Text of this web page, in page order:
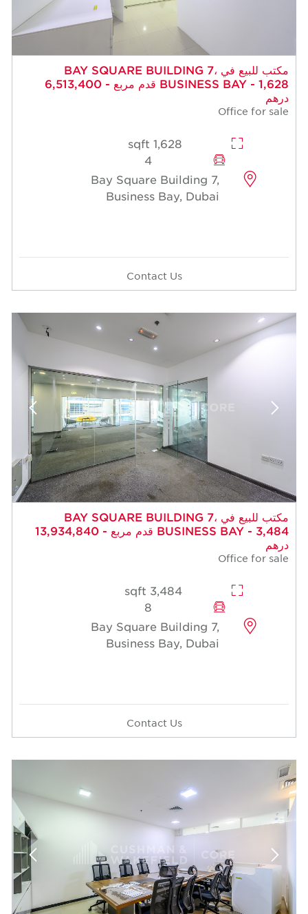
مكتب للبيع في BAY SQUARE BUILDING 7،
BUSINESS BAY - 1,628 قدم مربع - 6,513,400
درهم
Office for sale
1,628 sqft
4
Bay Square Building 7,
Business Bay, Dubai
Contact Us
مكتب للبيع في BAY SQUARE BUILDING 7،
BUSINESS BAY - 3,484 قدم مربع - 13,934,840
درهم
Office for sale
3,484 sqft
8
Bay Square Building 7,
Business Bay, Dubai
Contact Us